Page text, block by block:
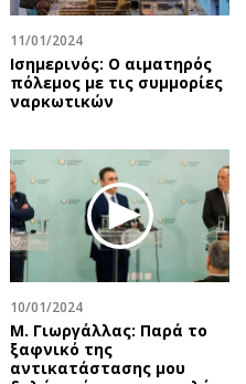
11/01/2024
Ισημερινός: O αιματηρός
πόλεμος με τις συμμορίες
ναρκωτικών
10/01/2024
Μ. Γιωργάλλας: Παρά το
ξαφνικό της
αντικατάστασης μου